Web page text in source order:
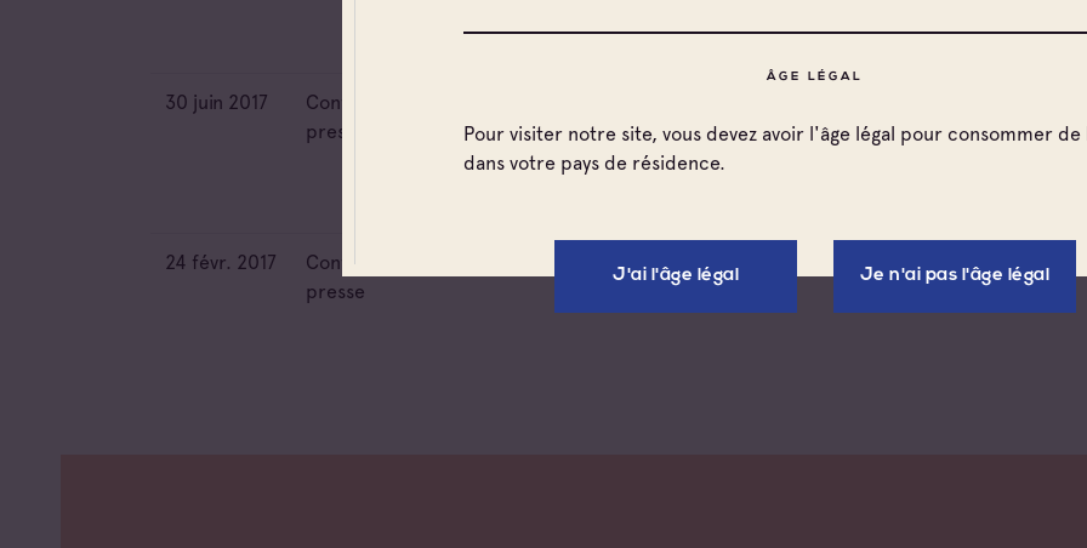
ÂGE LÉGAL
Pour visiter notre site, vous devez avoir l'âge légal pour consommer
dans votre pays de résidence.
J'ai l'âge légal Je n'ai pas l'âge légal
30 juin 2017
Conférence de
presse
24 févr. 2017
Conférence de
presse
Workshop Presse : Millésime 2016